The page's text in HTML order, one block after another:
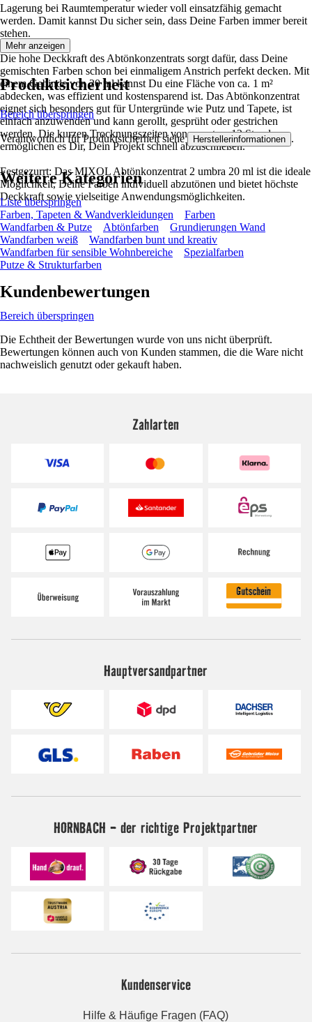
Lagerung bei Raumtemperatur wieder voll einsatzfähig gemacht
werden. Damit kannst Du sicher sein, dass Deine Farben immer bereit
stehen.
Die hohe Deckkraft des Abtönkonzentrats sorgt dafür, dass Deine
gemischten Farben schon bei einmaligem Anstrich perfekt decken. Mit
einem Gebinde von 20 ml kannst Du eine Fläche von ca. 1 m²
abdecken, was effizient und kostensparend ist. Das Abtönkonzentrat
eignet sich besonders gut für Untergründe wie Putz und Tapete, ist
einfach anzuwenden und kann gerollt, gesprüht oder gestrichen
werden. Die kurzen Trocknungszeiten von nur etwa 12 Stunden
ermöglichen es Dir, Dein Projekt schnell abzuschließen.
Festgezurrt: Das MIXOL Abtönkonzentrat 2 umbra 20 ml ist die ideale
Möglichkeit, Deine Farben individuell abzutönen und bietet höchste
Deckkraft sowie vielseitige Anwendungsmöglichkeiten.
Mehr anzeigen
Produktsicherheit
Bereich überspringen
Verantwortlich für Produktsicherheit siehe Herstellerinformationen .
Weitere Kategorien
Liste überspringen
Farben, Tapeten & Wandverkleidungen
Farben
Wandfarben & Putze
Abtönfarben
Grundierungen Wand
Wandfarben weiß
Wandfarben bunt und kreativ
Wandfarben für sensible Wohnbereiche
Spezialfarben
Putze & Strukturfarben
Kundenbewertungen
Bereich überspringen
Die Echtheit der Bewertungen wurde von uns nicht überprüft.
Bewertungen können auch von Kunden stammen, die die Ware nicht
nachweislich genutzt oder gekauft haben.
Zahlarten
Hauptversandpartner
HORNBACH - der richtige Projektpartner
Kundenservice
Hilfe & Häufige Fragen (FAQ)